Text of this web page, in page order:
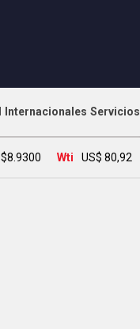
Internacionales Servicios
$8.9300 Wti US$ 80,92